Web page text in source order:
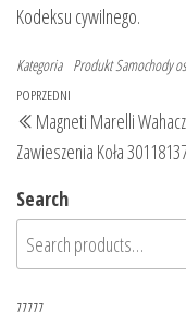
Kodeksu cywilnego.
Kategoria Produkt Samochody
Nawigacja
wpisu
Poprzedni
wpis
POPRZEDNI
Magneti Marelli Wahacz
Zawieszenia Koła
Search
zzzzz